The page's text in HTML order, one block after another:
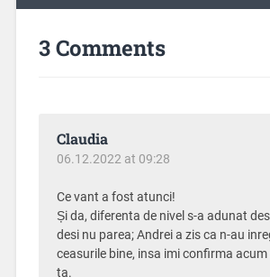
3 Comments
Claudia
06.12.2022 at 09:28
Ce vant a fost atunci!
Și da, diferenta de nivel s-a adunat
desi nu parea; Andrei a zis ca n-au
ceasurile bine, insa imi confirma
ta.